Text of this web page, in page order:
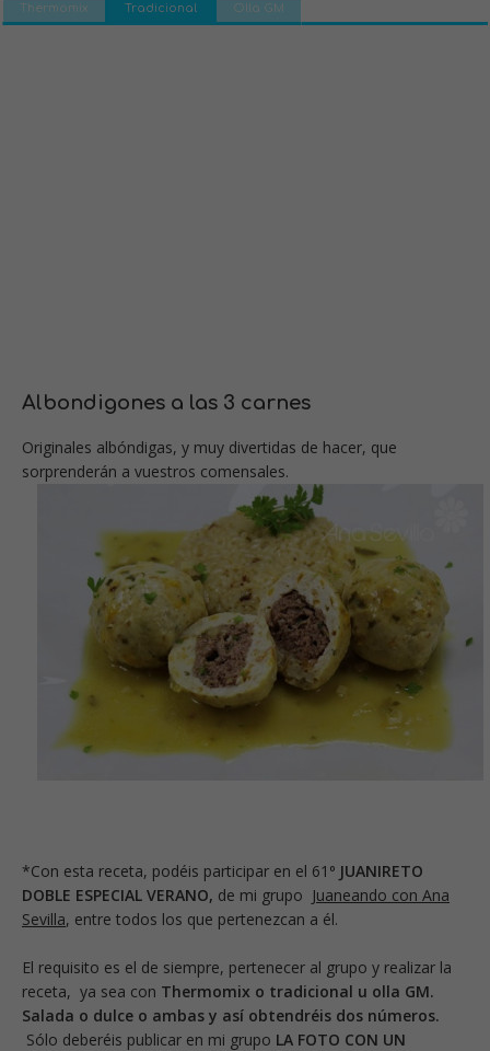
Thermomix Tradicional Olla GM
Albondigones a las 3 carnes
Originales albóndigas, y muy divertidas de hacer, que
sorprenderán a vuestros comensales.
*Con esta receta, podéis participar en el 61 º JUANIRETO
DOBLE ESPECIAL VERANO, de mi grupo Juaneando con Ana
Sevilla, entre todos los que pertenezcan a él.
El requisito es el de siempre, pertenecer al grupo y realizar la
receta, ya sea con Thermomix o tradicional u olla GM.
Salada o dulce o ambas y así obtendréis dos números.
Sólo deberéis publicar en mi grupo LA FOTO CON UN